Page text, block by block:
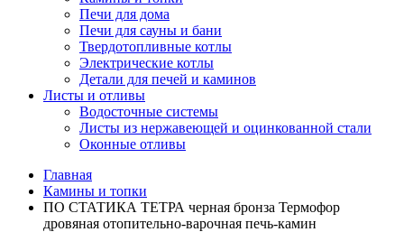
Печи для дома
Печи для сауны и бани
Твердотопливные котлы
Электрические котлы
Детали для печей и каминов
Листы и отливы
Водосточные системы
Листы из нержавеющей и оцинкованной стали
Оконные отливы
Главная
Камины и топки
ПО СТАТИКА ТЕТРА черная бронза Термофор
дровяная отопительно-варочная печь-камин